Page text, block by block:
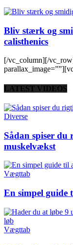
Bliv stærk og
calisthenics
[/vc_column][/
LATEST VIDEOS
Diverse
Sådan spiser
muskelvækst
Vægttab
En simpel
Vægttab